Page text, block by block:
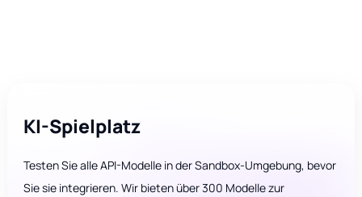
KI-Spielplatz
Testen Sie alle API-Modelle in der Sandbox-Umgebung, bevor
Sie sie integrieren. Wir bieten über 300 Modelle zur